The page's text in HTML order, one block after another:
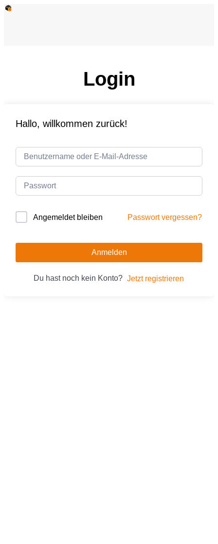
Login
Hallo, willkommen zurück!
Angemeldet bleiben Passwort vergessen?
Anmelden
Du hast noch kein Konto? Jetzt registrieren